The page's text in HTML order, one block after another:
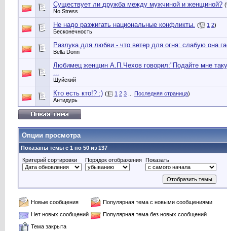
Существует ли дружба между мужчиной и женщиной? (
No Stress
Не надо разжигать национальные конфликты. ( 1 2)
Бесконечность
Разлука для любви - что ветер для огня: слабую она
Bella Donn
Любимец женщин А.П.Чехов говорил:"Подайте мне
...
Шуйский
Кто есть кто!? :) ( 1 2 3 Последняя страница)
Антидурь
Опции просмотра
Показаны темы с 1 по 50 из 137
Критерий сортировки
Порядок отображения Показать
Новые сообщения
Популярная тема с новыми сообщениями
Нет новых сообщений
Популярная тема без новых сообщений
Тема закрыта